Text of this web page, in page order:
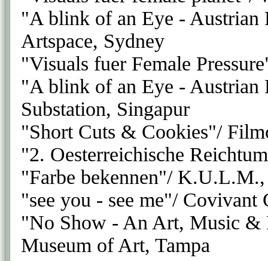
"A blink of an Eye -
Artspace, Sydney
"Visuals fuer Female
"A blink of an Eye -
Substation, Singapur
"Short Cuts & Cookies"/
"2. Oesterreichische
"Farbe bekennen"/
"see you - see me"/ Covivant
"No Show - An Art, Music &
Museum of Art, Tampa